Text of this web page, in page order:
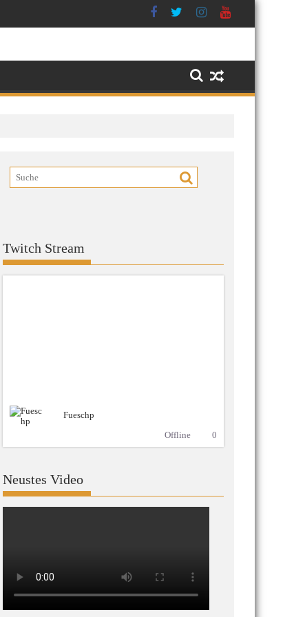
Twitch Stream
Fueschp
Offline
0
Neustes Video